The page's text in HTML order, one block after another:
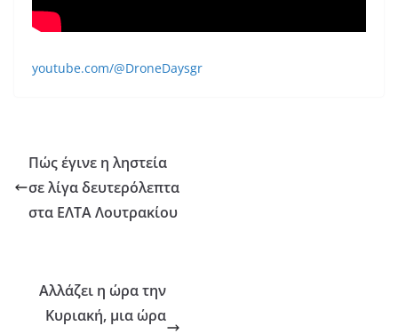
youtube.com/@DroneDaysgr
Πώς έγινε η ληστεία
σε λίγα δευτερόλεπτα
στα ΕΛΤΑ Λουτρακίου
Αλλάζει η ώρα την
Κυριακή, μια ώρα